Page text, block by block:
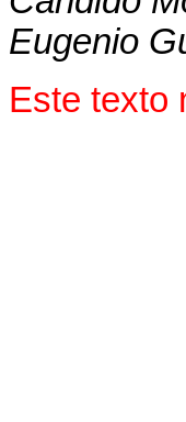
Eugenio
Este texto